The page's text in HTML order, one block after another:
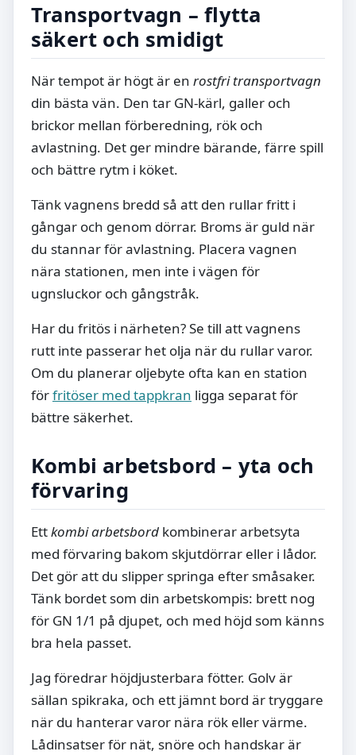
Transportvagn – flytta
säkert och smidigt
När tempot är högt är en rostfri transportvagn
din bästa vän. Den tar GN-kärl, galler och
brickor mellan förberedning, rök och
avlastning. Det ger mindre bärande, färre spill
och bättre rytm i köket.
Tänk vagnens bredd så att den rullar fritt i
gångar och genom dörrar. Broms är guld när
du stannar för avlastning. Placera vagnen
nära stationen, men inte i vägen för
ugnsluckor och gångstråk.
Har du fritös i närheten? Se till att vagnens
rutt inte passerar het olja när du rullar varor.
Om du planerar oljebyte ofta kan en station
förfritöser med tappkran ligga separat för
bättre säkerhet.
Kombi arbetsbord – yta och
förvaring
Ettkombi arbetsbord kombinerar arbetsyta
med förvaring bakom skjutdörrar eller i lådor.
Det gör att du slipper springa efter småsaker.
Tänk bordet som din arbetskompis: brett nog
för GN 1/1 på djupet, och med höjd som känns
bra hela passet.
Jag föredrar höjdjusterbara fötter. Golv är
sällan spikraka, och ett jämnt bord är tryggare
när du hanterar varor nära rök eller värme.
Lådinsatser för nät, snöre och handskar är